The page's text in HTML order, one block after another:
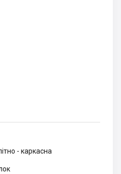
- каркасна